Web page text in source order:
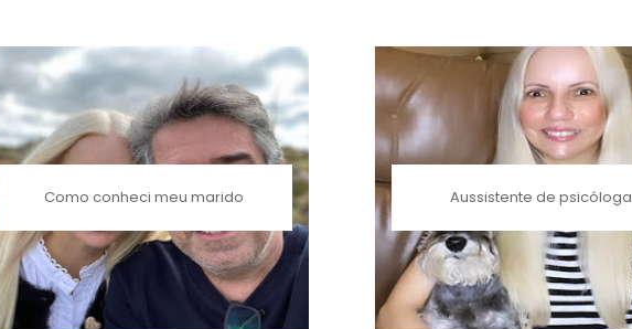
Como conheci meu marido Aussistente de psicóloga